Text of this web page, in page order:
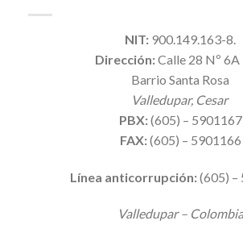
NIT: 900.149.163-8.
Dirección:Calle 28 Nº 6A
Barrio Santa Rosa
Valledupar, Cesar
PBX:(605) – 5901167
FAX:(605) – 5901166
Línea anticorrupción:(605) –
Valledupar – Colombia